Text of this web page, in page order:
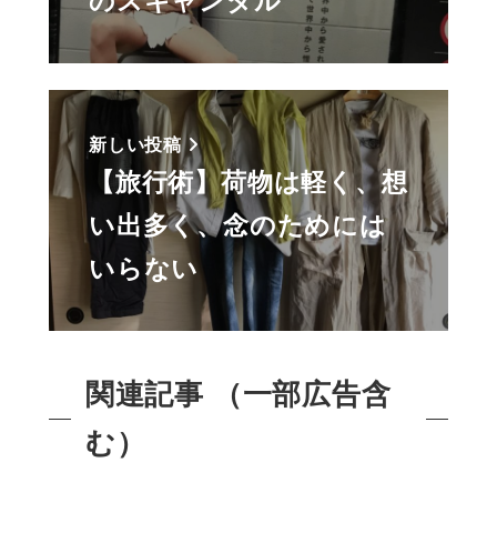
新しい投稿
【旅行術】荷物は軽く、想
い出多く、念のためには
いらない
関連記事 （一部広告含
む）